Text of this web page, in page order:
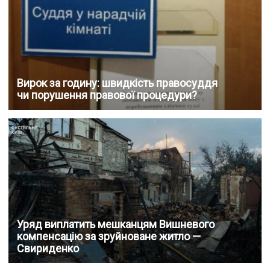
Вирок за годину: швидкість правосуддя
чи порушення правової процедури?
Уряд виплатить мешканцям Вишневого
компенсацію за зруйноване житло —
Свириденко